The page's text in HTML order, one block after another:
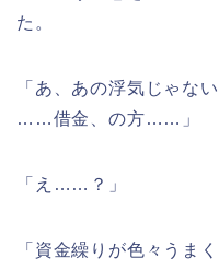
た。
「あ、あの浮気じゃない
……借金、の方……」
「え……？」
「資金繰りが色々うま